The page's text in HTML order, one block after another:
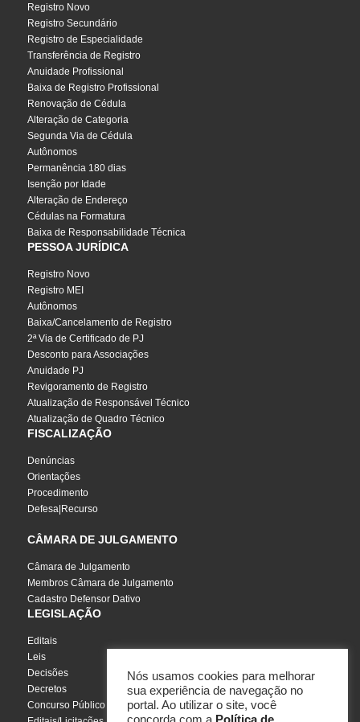
Registro Novo
Registro Secundário
Registro de Especialidade
Transferência de Registro
Anuidade Profissional
Baixa de Registro Profissional
Renovação de Cédula
Alteração de Categoria
Segunda Via de Cédula
Autônomos
Permanência 180 dias
Isenção por Idade
Alteração de Endereço
Cédulas na Formatura
Baixa de Responsabilidade Técnica
PESSOA JURÍDICA
Registro Novo
Registro MEI
Autônomos
Baixa/Cancelamento de Registro
2ª Via de Certificado de PJ
Desconto para Associações
Anuidade PJ
Revigoramento de Registro
Atualização de Responsável Técnico
Atualização de Quadro Técnico
FISCALIZAÇÃO
Denúncias
Orientações
Procedimento
Defesa|Recurso
CÂMARA DE JULGAMENTO
Câmara de Julgamento
Membros Câmara de Julgamento
Cadastro Defensor Dativo
LEGISLAÇÃO
Editais
Leis
Decisões
Decretos
Concurso Público
Nós usamos cookies para melhorar
sua experiência de navegação no
portal. Ao utilizar o site, você